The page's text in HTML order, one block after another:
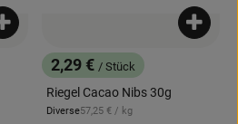
Produkt zum Warenkorb hinzufügen
, Preis:
2,29 € / Stück
Riegel Cacao Nibs 30g
, Herkunft:
Diverse, Referenzpreis:
57,25 € / kg